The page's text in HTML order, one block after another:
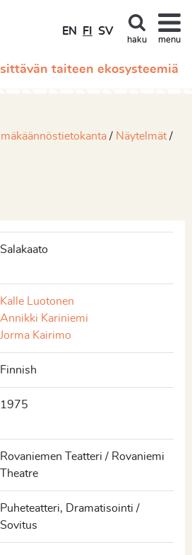
taiteen ekosysteemiä
EN FI SV
haku menu
Näytelmät
Salakaato
Kalle Luotonen
Annikki Kariniemi
Jorma Kairimo
Finnish
1975
Rovaniemen Teatteri / Rovaniemi
Theatre
Puheteatteri, Dramatisointi /
Sovitus